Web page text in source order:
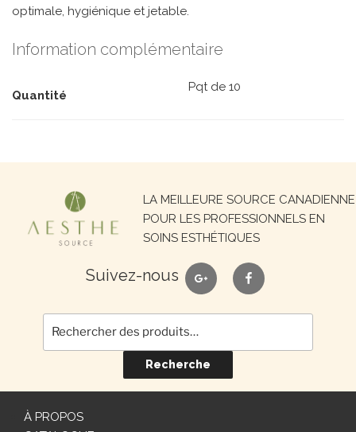
optimale, hygiénique et jetable.
Information complémentaire
Quantité
Pqt de 10
LA MEILLEURE SOURCE CANADIENNE
POUR LES PROFESSIONNELS EN
SOINS ESTHÉTIQUES
Suivez-nous google facebook
Recherche
pour :
Recherche
À PROPOS